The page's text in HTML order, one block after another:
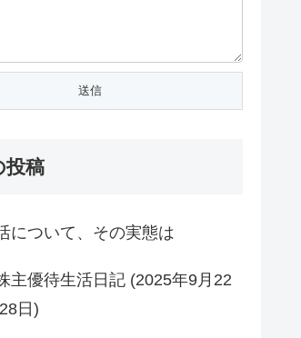
投稿
について、その実態は
主優待生活日記 (2025年9月22
日)